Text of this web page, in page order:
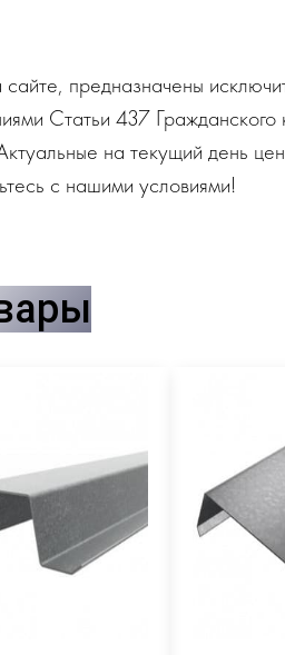
предназначены
Статьи 437
на текущий день
с нашими условиями!